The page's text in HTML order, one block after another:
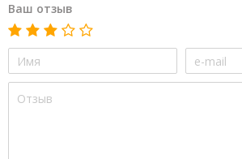
Ваш отзыв